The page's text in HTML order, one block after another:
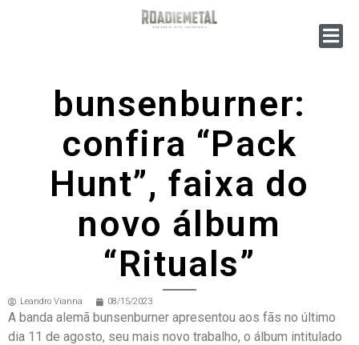
bunsenburner:
confira “Pack
Hunt”, faixa do
novo álbum
“Rituals”
Leandro Vianna 08/15/2023
A banda alemã bunsenburner apresentou aos fãs no último
dia 11 de agosto, seu mais novo trabalho, o álbum intitulado